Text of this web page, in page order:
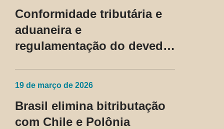
Conformidade tributária e
aduaneira e
regulamentação do devedor
19 de março de 2026
Brasil elimina bitributação
com Chile e Polônia